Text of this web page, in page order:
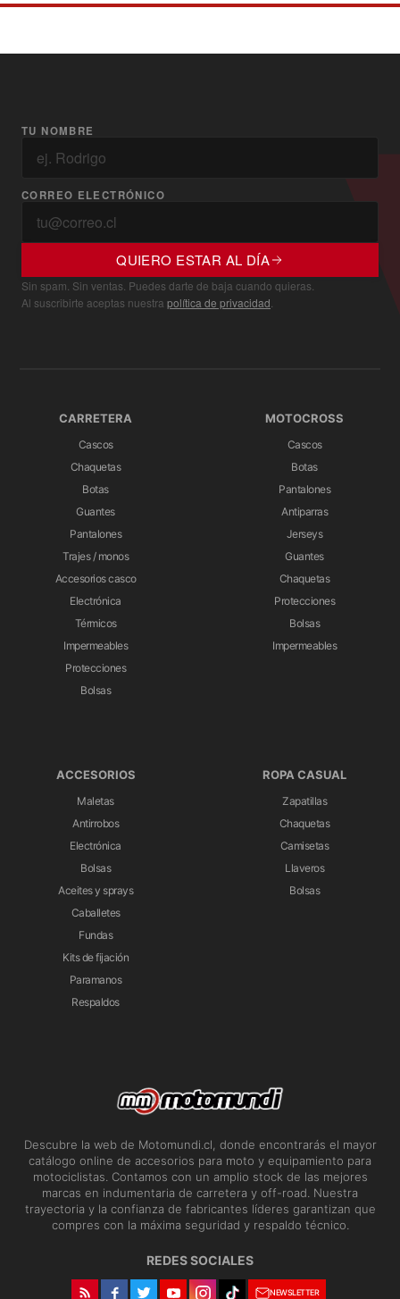
TU NOMBRE
CORREO ELECTRÓNICO
QUIERO ESTAR AL DÍA
Sin spam. Sin ventas. Puedes darte de baja cuando quieras.
Al suscribirte aceptas nuestra política de privacidad.
CARRETERA
Cascos
Chaquetas
Botas
Guantes
Pantalones
Trajes / monos
Accesorios casco
Electrónica
Térmicos
Impermeables
Protecciones
Bolsas
MOTOCROSS
Cascos
Botas
Pantalones
Antiparras
Jerseys
Guantes
Chaquetas
Protecciones
Bolsas
Impermeables
ACCESORIOS
Maletas
Antirrobos
Electrónica
Bolsas
Aceites y sprays
Caballetes
Fundas
Kits de fijación
Paramanos
Respaldos
ROPA CASUAL
Zapatillas
Chaquetas
Camisetas
Llaveros
Bolsas
Descubre la web de Motomundi.cl, donde encontrarás el mayor
catálogo online de accesorios para moto y equipamiento para
motociclistas. Contamos con un amplio stock de las mejores
marcas en indumentaria de carretera y off-road. Nuestra
trayectoria y la confianza de fabricantes líderes garantizan que
compres con la máxima seguridad y respaldo técnico.
REDES SOCIALES
NEWSLETTER